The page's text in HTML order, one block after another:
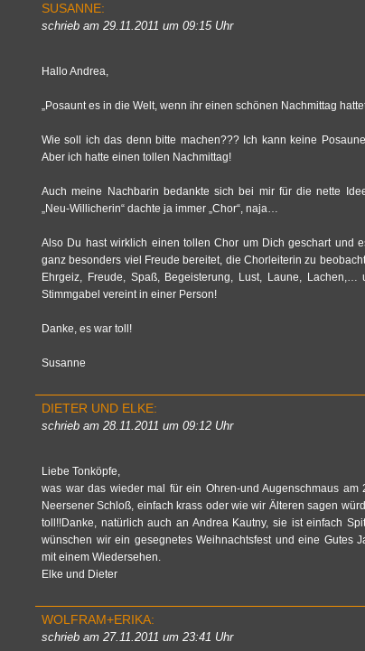
SU­SAN­NE:
schrieb am 29.11.2011 um 09:15 Uhr
Hallo An­drea,
„Po­saunt es in die Welt, wenn ihr einen schönen Nach­mit­tag
Wie soll ich das denn bitte ma­chen??? Ich kann keine
Aber ich hatte einen tol­len Nach­mit­tag!
Auch meine Nach­ba­rin be­dank­te sich bei mir für die nette
„Neu-Wil­li­che­rin“ dach­te ja immer „Chor“, naja…
Also Du hast wirk­lich einen tol­len Chor um Dich ge­schart und
ganz be­son­ders viel Freu­de be­rei­tet, die Chor­lei­te­rin zu
Ehr­geiz, Freu­de, Spaß, Be­geis­te­rung, Lust, Laune, La­chen,…
Stimm­ga­bel ver­eint in einer Per­son!
Danke, es war toll!
Su­san­ne
DIE­T­ER UND ELKE:
schrieb am 28.11.2011 um 09:12 Uhr
Liebe Tonköpfe,
was war das wie­der mal für ein Oh­ren-und Au­gen­schmaus am
Neer­sener Schloß, ein­fach krass oder wie wir Älte­ren sagen
toll!!Danke, natürlich auch an An­drea Kau­t­ny, sie ist ein­fach
wünschen wir ein ge­seg­ne­tes Weih­nachts­fest und eine Gutes
mit einem Wie­der­se­hen.
Elke und Die­t­er
WOLF­RAM+ERIKA:
schrieb am 27.11.2011 um 23:41 Uhr